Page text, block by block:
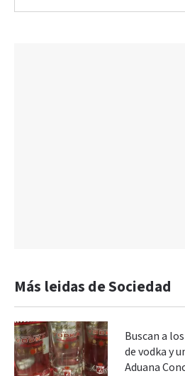
Más leidas de Sociedad
Buscan a
de vodka y
Aduana